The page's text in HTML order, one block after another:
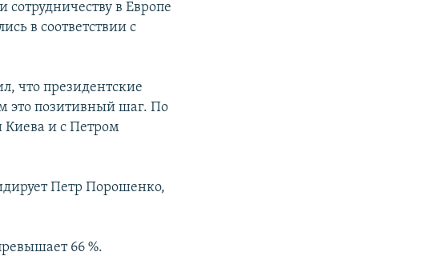
в Европе
в соответствии с
что президентские
это позитивный шаг. По
Киева и с Петром
Петр Порошенко,
66 %.